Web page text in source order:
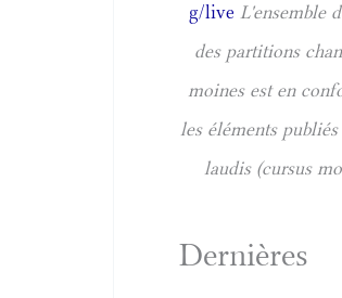
g/live L'ensemble
des partitions
moines est en
les éléments
laudis (cursus
Dernières